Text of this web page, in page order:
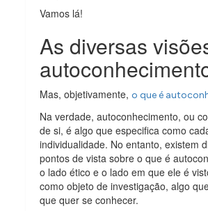
Vamos lá!
As diversas
Mas, objetivamente,o que é
Na verdade, autoconhecimento, ou
de si, é algo que especifica como
individualidade. No entanto, existem
pontos de vista sobre o que é
o lado ético e o lado em que ele é
como objeto de investigação, algo
que quer se conhecer.